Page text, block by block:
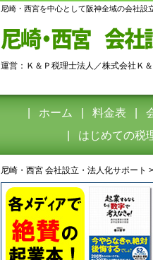
尼崎・西宮を中心として阪神全域の会社設
運営：Ｋ＆Ｐ税理士法人／株式会社Ｋ
ホーム 料金表
はじめての税
尼崎・西宮 会社設立・法人化サポート >